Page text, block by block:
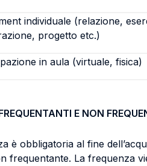
individuale (relazione,
progetto etc.)
in aula (virtuale, fisica)
E NON
è obbligatoria al fine
frequentante. La frequenza